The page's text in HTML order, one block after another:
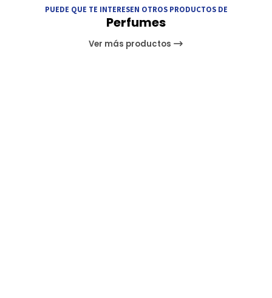
PUEDE QUE TE INTERESEN OTROS PRODUCTOS DE
Perfumes
Ver más productos